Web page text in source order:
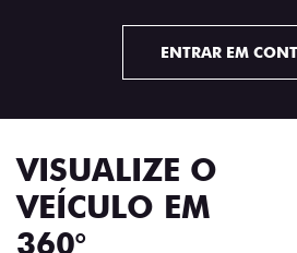
ENTRAR EM
VISUALIZE O
VEÍCULO EM
360°